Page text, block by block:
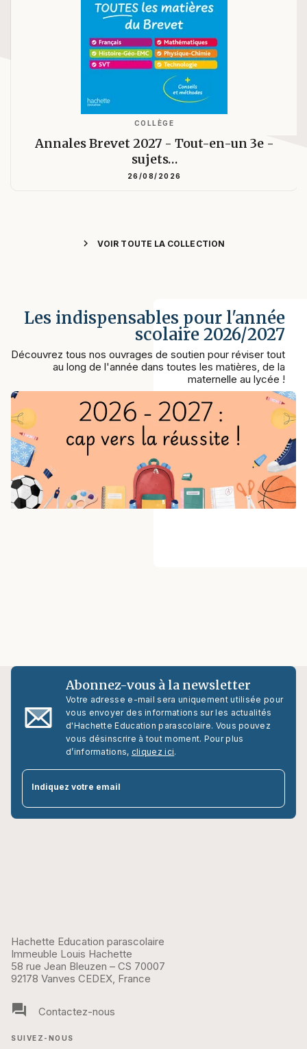
COLLÈGE
Annales Brevet 2027 - Tout-en-un 3e -
sujets…
26/08/2026
chevron_right VOIR TOUTE LA COLLECTION
Les indispensables pour l'année
scolaire 2026/2027
Découvrez tous nos ouvrages de soutien pour réviser tout
au long de l'année dans toutes les matières, de la
maternelle au lycée !
Abonnez-vous à la newsletter
Votre adresse e-mail sera uniquement utilisée pour
vous envoyer des informations sur les actualités
d'Hachette Education parascolaire. Vous pouvez
vous désinscrire à tout moment. Pour plus
d’informations, cliquez ici.
Indiquez votre email
Hachette Education parascolaire
Immeuble Louis Hachette
58 rue Jean Bleuzen – CS 70007
92178 Vanves CEDEX, France
question_answer Contactez-nous
SUIVEZ-NOUS